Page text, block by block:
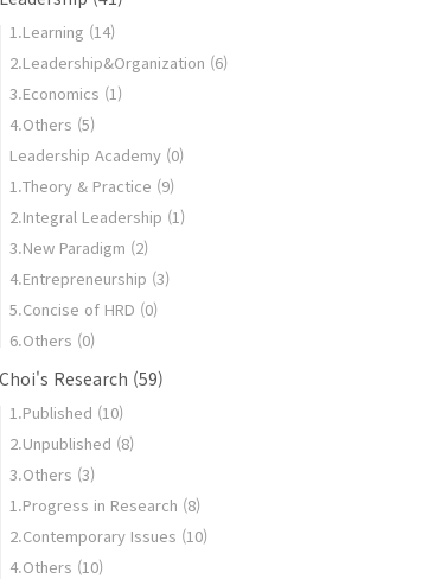
1.Learning (14)
2.Leadership&Organization (6)
3.Economics (1)
4.Others (5)
Leadership Academy (0)
1.Theory & Practice (9)
2.Integral Leadership (1)
3.New Paradigm (2)
4.Entrepreneurship (3)
5.Concise of HRD (0)
6.Others (0)
Choi's Research (59)
1.Published (10)
2.Unpublished (8)
3.Others (3)
1.Progress in Research (8)
2.Contemporary Issues (10)
4.Others (10)